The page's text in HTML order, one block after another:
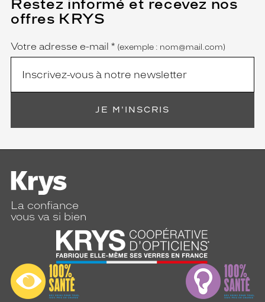
Restez informé et recevez nos
offres KRYS
Name
Votre adresse e-mail *
champ
est
obligatoire)
(exemple : nom@mail.com)
JE M'INSCRIS
La confiance
vous va si bien